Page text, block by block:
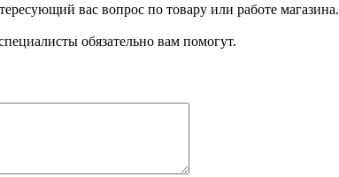
вас вопрос по товару или работе магазина.
обязательно вам помогут.